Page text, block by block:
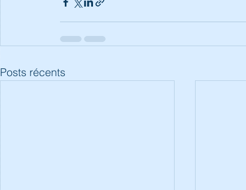
Posts récents